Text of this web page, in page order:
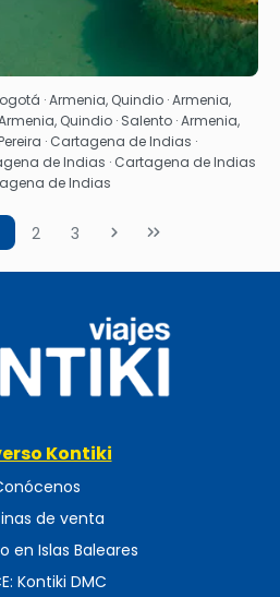
Ver· Armenia, Quindio · Armenia,
Quindio · Salento · Armenia,
· Cartagena de Indias ·
de Indias · Cartagena de Indias
de Indias
2 3
Kontiki
de venta
en Islas Baleares
Kontiki DMC